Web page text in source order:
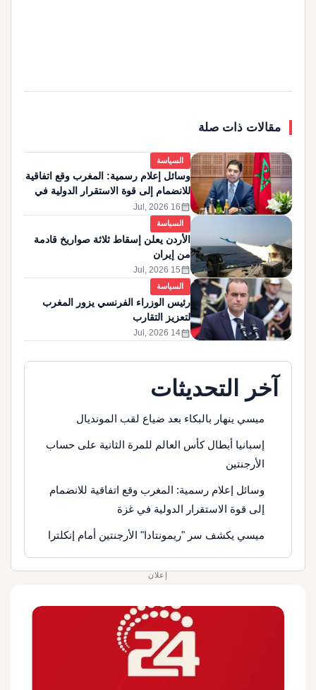
مقالات ذات صلة
السياسة
وسائل إعلام رسمية: المغرب وقع اتفاقية
للانضمام إلى قوة الاستقرار الدولية في
غزة
calendar_month
16 Jul, 2026
السياسة
الأردن يعلن إسقاط ثلاثة صواريخ قادمة
من إيران
calendar_month
15 Jul, 2026
السياسة
رئيس الوزراء الفرنسي يزور المغرب
لتعزيز التقارب
calendar_month
14 Jul, 2026
آخر التحديثات
ميسي ينهار بالبكاء بعد ضياع لقب المونديال
إسبانيا أبطال كأس العالم للمرة الثانية على حساب
الأرجنتين
وسائل إعلام رسمية: المغرب وقع اتفاقية للانضمام
إلى قوة الاستقرار الدولية في غزة
ميسي يكشف سر "ريمونتادا" الأرجنتين أمام إنكلترا
إعلان